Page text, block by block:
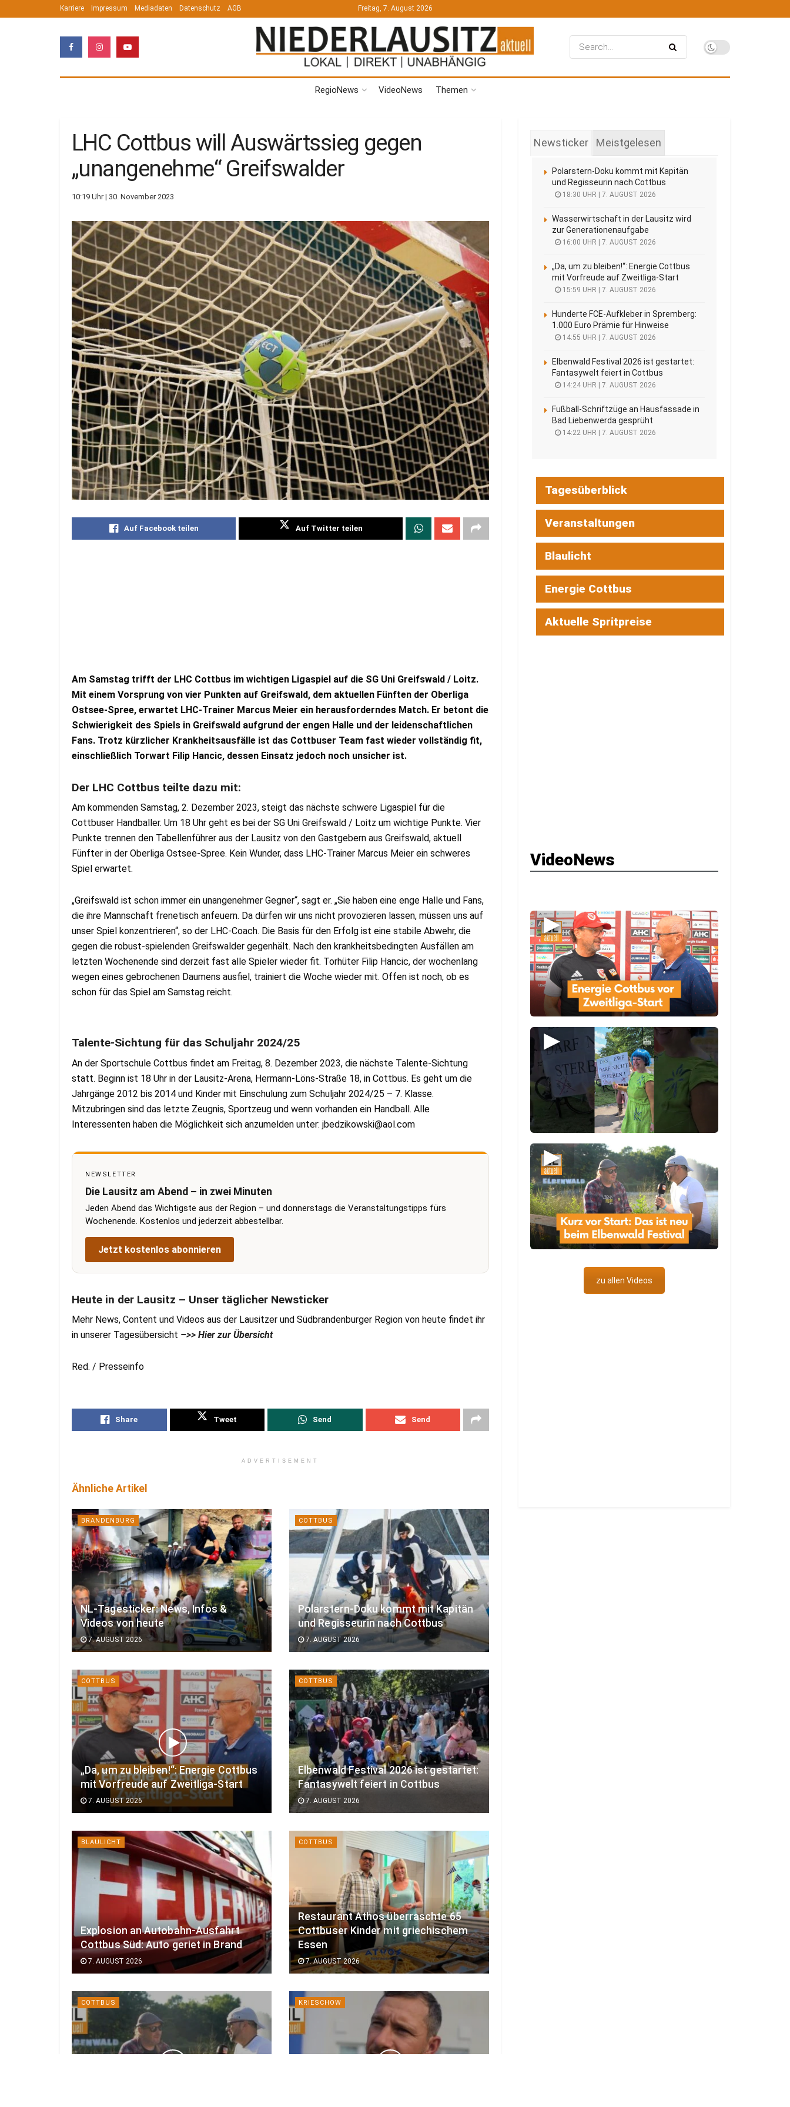
Karriere Impressum Mediadaten Datenschutz AGB Freitag, 7. August 2026
RegioNews VideoNews Themen
LHC Cottbus will Auswärtssieg gegen
„unangenehme“ Greifswalder
10:19 Uhr | 30. November 2023
Auf Facebook teilen Auf Twitter teilen
Am Samstag trifft der LHC Cottbus im wichtigen Ligaspiel auf die SG Uni Greifswald / Loitz.
Mit einem Vorsprung von vier Punkten auf Greifswald, dem aktuellen Fünften der Oberliga
Ostsee-Spree, erwartet LHC-Trainer Marcus Meier ein herausforderndes Match. Er betont die
Schwierigkeit des Spiels in Greifswald aufgrund der engen Halle und der leidenschaftlichen
Fans. Trotz kürzlicher Krankheitsausfälle ist das Cottbuser Team fast wieder vollständig fit,
einschließlich Torwart Filip Hancic, dessen Einsatz jedoch noch unsicher ist.
Der LHC Cottbus teilte dazu mit:
Am kommenden Samstag, 2. Dezember 2023, steigt das nächste schwere Ligaspiel für die
Cottbuser Handballer. Um 18 Uhr geht es bei der SG Uni Greifswald / Loitz um wichtige Punkte. Vier
Punkte trennen den Tabellenführer aus der Lausitz von den Gastgebern aus Greifswald, aktuell
Fünfter in der Oberliga Ostsee-Spree. Kein Wunder, dass LHC-Trainer Marcus Meier ein schweres
Spiel erwartet.
„Greifswald ist schon immer ein unangenehmer Gegner“, sagt er. „Sie haben eine enge Halle und Fans,
die ihre Mannschaft frenetisch anfeuern. Da dürfen wir uns nicht provozieren lassen, müssen uns auf
unser Spiel konzentrieren“, so der LHC-Coach. Die Basis für den Erfolg ist eine stabile Abwehr, die
gegen die robust-spielenden Greifswalder gegenhält. Nach den krankheitsbedingten Ausfällen am
letzten Wochenende sind derzeit fast alle Spieler wieder fit. Torhüter Filip Hancic, der wochenlang
wegen eines gebrochenen Daumens ausfiel, trainiert die Woche wieder mit. Offen ist noch, ob es
schon für das Spiel am Samstag reicht.
Talente-Sichtung für das Schuljahr 2024/25
An der Sportschule Cottbus findet am Freitag, 8. Dezember 2023, die nächste Talente-Sichtung
statt. Beginn ist 18 Uhr in der Lausitz-Arena, Hermann-Löns-Straße 18, in Cottbus. Es geht um die
Jahrgänge 2012 bis 2014 und Kinder mit Einschulung zum Schuljahr 2024/25 – 7. Klasse.
Mitzubringen sind das letzte Zeugnis, Sportzeug und wenn vorhanden ein Handball. Alle
Interessenten haben die Möglichkeit sich anzumelden unter: jbedzikowski@aol.com
NEWSLETTER
Die Lausitz am Abend – in zwei Minuten
Jeden Abend das Wichtigste aus der Region – und donnerstags die Veranstaltungstipps fürs
Wochenende. Kostenlos und jederzeit abbestellbar.
Jetzt kostenlos abonnieren
Heute in der Lausitz – Unser täglicher Newsticker
Mehr News, Content und Videos aus der Lausitzer und Südbrandenburger Region von heute findet ihr
in unserer Tagesübersicht –>> Hier zur Übersicht
Red. / Presseinfo
Share Tweet Send Send
ADVERTISEMENT
Ähnliche Artikel
BRANDENBURG
NL-Tagesticker: News, Infos &
Videos von heute
7. AUGUST 2026
COTTBUS
Polarstern-Doku kommt mit Kapitän
und Regisseurin nach Cottbus
7. AUGUST 2026
COTTBUS
„Da, um zu bleiben!“: Energie Cottbus
mit Vorfreude auf Zweitliga-Start
7. AUGUST 2026
COTTBUS
Elbenwald Festival 2026 ist gestartet:
Fantasywelt feiert in Cottbus
7. AUGUST 2026
BLAULICHT
Explosion an Autobahn-Ausfahrt
Cottbus Süd: Auto geriet in Brand
7. AUGUST 2026
COTTBUS
Restaurant Athos überraschte 65
Cottbuser Kinder mit griechischem
Essen
7. AUGUST 2026
COTTBUS KRIESCHOW
Newsticker Meistgelesen
Polarstern-Doku kommt mit Kapitän
und Regisseurin nach Cottbus
18:30 UHR | 7. AUGUST 2026
Wasserwirtschaft in der Lausitz wird
zur Generationenaufgabe
16:00 UHR | 7. AUGUST 2026
„Da, um zu bleiben!“: Energie Cottbus
mit Vorfreude auf Zweitliga-Start
15:59 UHR | 7. AUGUST 2026
Hunderte FCE-Aufkleber in Spremberg:
1.000 Euro Prämie für Hinweise
14:55 UHR | 7. AUGUST 2026
Elbenwald Festival 2026 ist gestartet:
Fantasywelt feiert in Cottbus
14:24 UHR | 7. AUGUST 2026
Fußball-Schriftzüge an Hausfassade in
Bad Liebenwerda gesprüht
14:22 UHR | 7. AUGUST 2026
Tagesüberblick
Veranstaltungen
Blaulicht
Energie Cottbus
Aktuelle Spritpreise
VideoNews
▶
▶
▶
zu allen Videos